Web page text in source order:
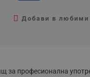
Добави в любими
професионална